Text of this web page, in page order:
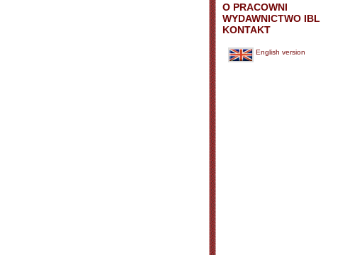
O PRACOWNI
WYDAWNICTWO IBL
KONTAKT
English version